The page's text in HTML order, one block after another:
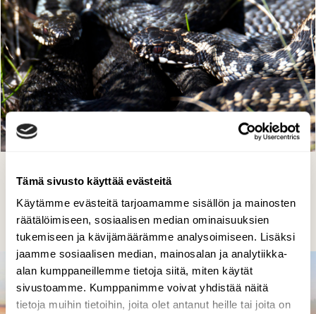
Tämä sivusto käyttää evästeitä
Käytämme evästeitä tarjoamamme sisällön ja mainosten
räätälöimiseen, sosiaalisen median ominaisuuksien
tukemiseen ja kävijämäärämme analysoimiseen. Lisäksi
jaamme sosiaalisen median, mainosalan ja analytiikka-
alan kumppaneillemme tietoja siitä, miten käytät
sivustoamme. Kumppanimme voivat yhdistää näitä
tietoja muihin tietoihin, joita olet antanut heille tai joita on
Kyyt yhdessä lämmittelemässä
auringonpaisteessa
Timo Kakko-Quednau, Hanko 26.3.2020